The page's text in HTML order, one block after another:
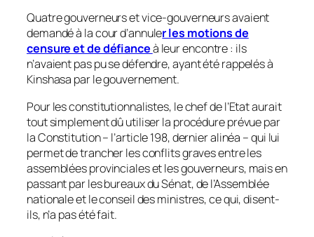
Quatre gouverneurs et vice-gouverneurs avaient
demandé à la cour d’annuler les motions de
censure et de défianceà leur encontre : ils
n’avaient pas pu se défendre, ayant été rappelés à
Kinshasa par le gouvernement.
Pour les constitutionnalistes, le chef de l’Etat aurait
tout simplement dû utiliser la procédure prévue par
la Constitution – l’article 198, dernier alinéa – qui lui
permet de trancher les conflits graves entre les
assemblées provinciales et les gouverneurs, mais en
passant par les bureaux du Sénat, de l’Assemblée
nationale et le conseil des ministres, ce qui, disent-
ils, n’a pas été fait.